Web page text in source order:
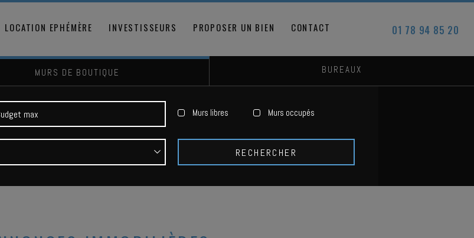
LOCATION EPHÉMÈRE INVESTISSEURS PROPOSER UN BIEN CONTACT 01 78 94 85 20
MURS DE BOUTIQUE BUREAUX
Murs libres Murs occupés
RECHERCHER